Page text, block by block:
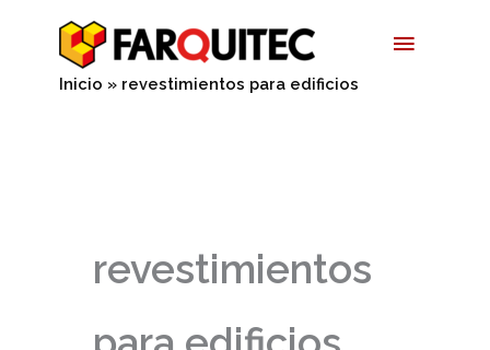
contenido
Menú
Inicio revestimientos para edificios
revestimientos